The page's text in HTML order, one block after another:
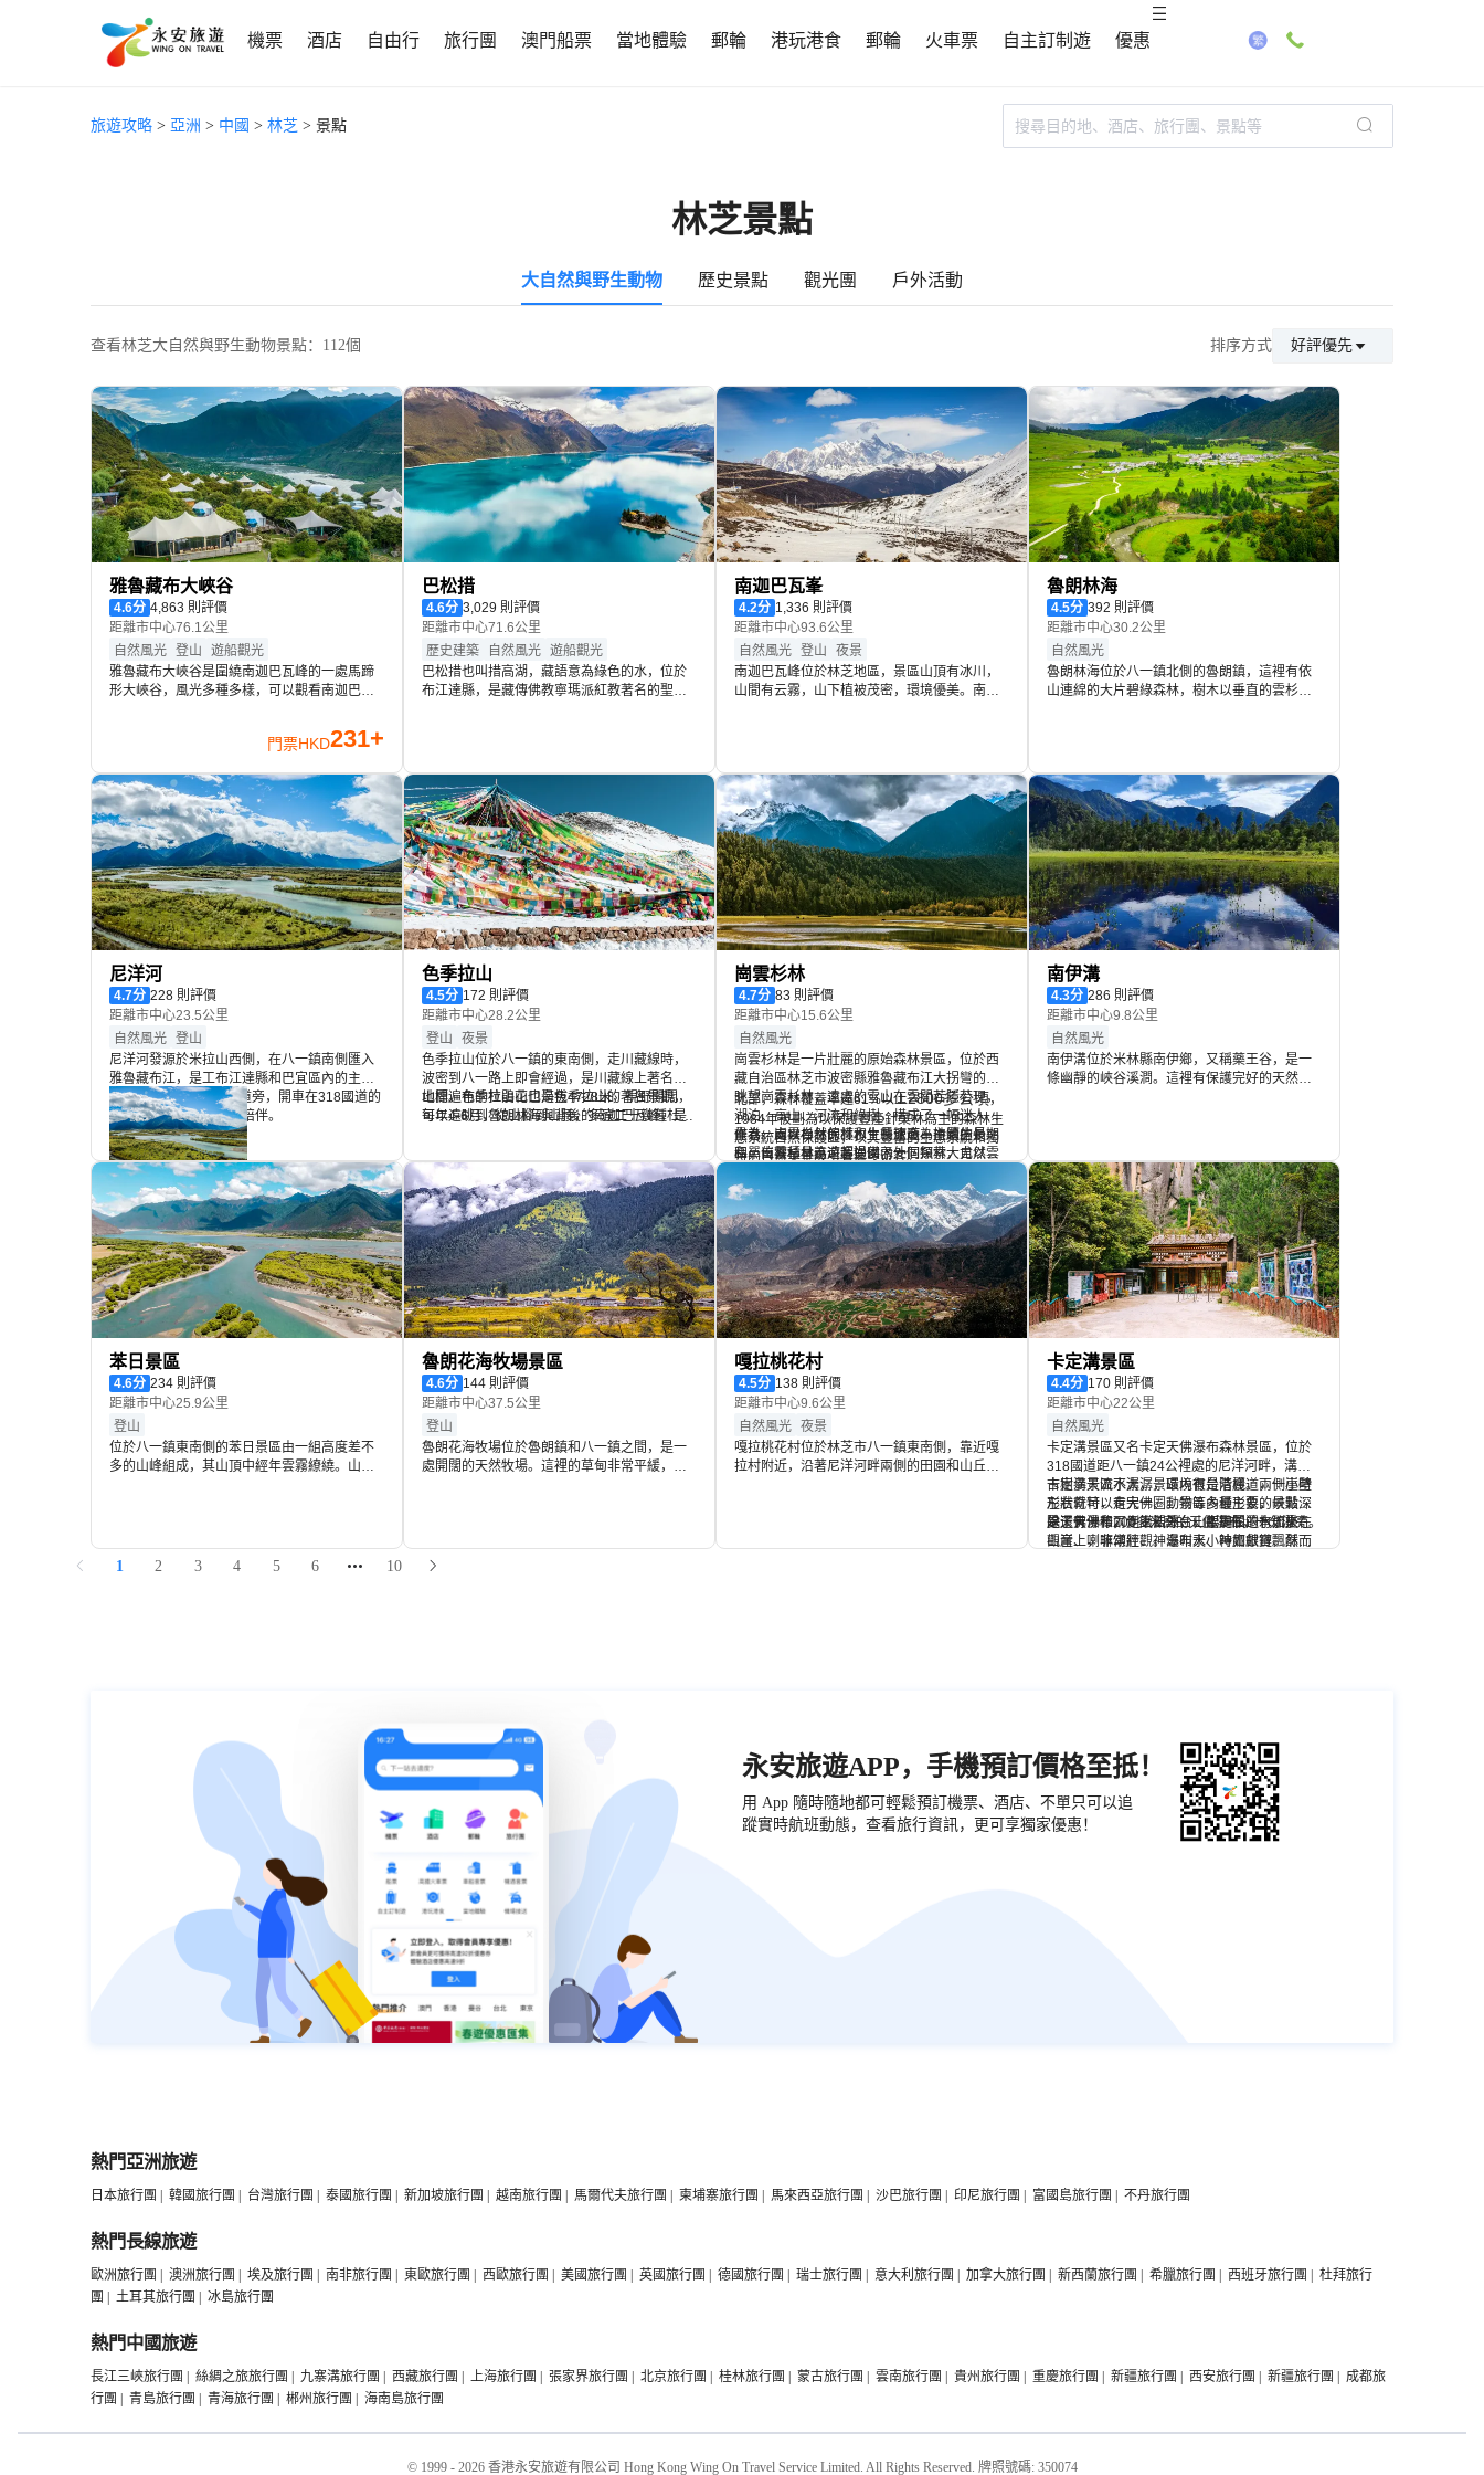
機票 酒店 自由行 旅行團 澳門船票 當地體驗 郵輪 港玩港食 郵輪 火車票 自主訂制遊 優惠
旅遊攻略 > 亞洲 > 中國 > 林芝 > 景點
林芝景點
大自然與野生動物 歷史景點 觀光團 戶外活動
查看林芝大自然與野生動物景點：112個 排序方式 好評優先
雅魯藏布大峽谷
4.6分 4,863 則評價
距離市中心76.1公里
自然風光 登山
遊船觀光
雅魯藏布大峽谷是圍繞南迦巴瓦峰的一處馬蹄
形大峽谷，風光多種多樣，可以觀看南迦巴
布大峽谷可以分為公路遊、水陸游和徒步遊。
公路遊可以觀賞千年大桑樹，在南迦巴瓦觀景
出，會把尼洋河風光和兩岸的瀑布、村落、山
川美景一覽無遺。徒步遊適合背包客和戶外愛
好者。
門票HKD231+
巴松措
4.6分 3,029 則評價
距離市中心71.6公里
歷史建築
自然風光 遊船觀光
巴松措也叫措高湖，藏語意為綠色的水，位於
布江達縣，是藏傳佛教寧瑪派紅教著名的聖
以及佛像。錯宗工巴寺為土木結構，上下兩
層，殿供強巴佛、千手觀音及金童玉女。
南迦巴瓦峯
4.2分 1,336 則評價
距離市中心93.6公里
自然風光 登山
夜景
南迦巴瓦峰位於林芝地區，景區山頂有冰川，
山間有云霧，山下植被茂密，環境優美。南迦
村比較淳樸，正對雪山，這裡每年春天會有桃
花開放，花朵掩映下的雪峰更是驚艷。
魯朗林海
4.5分 392 則評價
距離市中心30.2公里
自然風光
魯朗林海位於八一鎮北側的魯朗鎮，這裡有依
山連綿的大片碧綠森林，樹木以垂直的雲杉和
觀景台也能看到大片的森林。
尼洋河
4.7分 228 則評價
距離市中心23.5公里
自然風光 登山
尼洋河發源於米拉山西側，在八一鎮南側匯入
雅魯藏布江，是工布江達縣和巴宜區內的主要
河流。河流就在318國道旁，開車在318國道的
這一段，一路都有河水陪伴。
尼洋河周圍景觀優美，一路有高原山川連綿，
尤其以下游靠近雅魯藏布大峽谷的地帶很是優
美。在尼洋河上游，也有一處有名景觀即中流
砥柱，遊客到此一般都會駐足拍攝。
色季拉山
4.5分 172 則評價
距離市中心28.2公里
登山
夜景
色季拉山位於八一鎮的東南側，走川藏線時，
波密到八一路上即會經過，是川藏線上著名的
地標。色季拉山山口海拔4728米，視野開闊，
可以遠眺到魯朗林海與背後的南迦巴瓦峰，是
山間遍布的杜鵑花也是色季拉山的著名景觀，
每年4-6月，從山腳到山腰，多達二十幾種杜鵑
麗。遊人經過時，都不免會駐足觀賞。
崗雲杉林
4.7分 83 則評價
距離市中心15.6公里
自然風光
崗雲杉林是一片壯麗的原始森林景區，位於西
藏自治區林芝市波密縣雅魯藏布江大拐彎的東
北部，森林覆蓋率達61%以上2800多公頃，
1984年被劃為以保護豐產針葉林為主的森林生
態系統自然保護區，以其豐富的生態系統和獨
特的自然美景吸引著眾多遊客。
眺望崗雲杉林，遠處的雪山在雲間若隱若現，
湖泊、高山、河流和綠樹，構成了一幅迷人的
畫卷。崗雲杉林的林木生長速度、持續生長期
和單位蓄積量遠遠超過國內外同類林，尤以雲
綠色屏障。遊客可以沿著林間小道漫步，呼吸
清新的空氣，傾聽鳥鳴和風聲，感受大自然的
寧靜與和諧。崗雲杉林內山高樹密，古木參天
珍稀野生動物活動頻繁，各類名貴藥用植物蘊
藏豐富，幸運的遊客或許還能邂逅一些珍稀的
野生動物。
作為一處以自然保護和生態旅遊為主題的景
區，崗雲杉林為遊客提供了一個探索大自然奧
南伊溝
4.3分 286 則評價
距離市中心9.8公里
自然風光
南伊溝位於米林縣南伊鄉，又稱藥王谷，是一
條幽靜的峽谷溪澗。這裡有保護完好的天然原
苯日景區
4.6分 234 則評價
距離市中心25.9公里
登山
位於八一鎮東南側的苯日景區由一組高度差不
多的山峰組成，其山頂中經年雲霧繚繞。山腰
魯朗花海牧場景區
4.6分 144 則評價
距離市中心37.5公里
登山
魯朗花海牧場位於魯朗鎮和八一鎮之間，是一
處開闊的天然牧場。這裡的草甸非常平緩，周
除了觀賞草甸和森林的風光，在牧場上騎馬也
嘎拉桃花村
4.5分 138 則評價
距離市中心9.6公里
自然風光 夜景
嘎拉桃花村位於林芝市八一鎮東南側，靠近嘎
拉村附近，沿著尼洋河畔兩側的田園和山丘
卡定溝景區
4.4分 170 則評價
距離市中心22公里
自然風光
卡定溝景區又名卡定天佛瀑布森林景區，位於
318國道距八一鎮24公裡處的尼洋河畔，溝內
古樹參天流水潺潺，環境很是清麗。兩側崖壁
形狀奇特，有大佛、動物等多種形象，峽穀深
處還有一條200多米高的天佛瀑布，十分漂亮。
卡定溝景區不大，景區內有台階棧道，一小時
左右就可以走完一圈。景區內最主要的景點就
是天佛瀑布，走上觀瀑台，銀鏈般的水流掛在
山崖上，非常壯觀。瀑布水小時如銀鏈飄然而
除了天佛和兩側護法外，山崖周圍還有如來、
觀音、喇嘛頌經、神龜叫天、神鷹獻寶、酥油
1 2 3 4 5 6 10
永安旅遊APP，手機預訂價格至抵！
用 App 隨時隨地都可輕鬆預訂機票、酒店、不單只可以追
蹤實時航班動態，查看旅行資訊，更可享獨家優惠！
熱門亞洲旅遊
日本旅行團 | 韓國旅行團 | 台灣旅行團 | 泰國旅行團 | 新加坡旅行團 | 越南旅行團 | 馬爾代夫旅行團 | 柬埔寨旅行團 | 馬來西亞旅行團 | 沙巴旅行團 | 印尼旅行團 | 富國島旅行團 | 不丹旅行團
熱門長線旅遊
歐洲旅行團 | 澳洲旅行團 | 埃及旅行團 | 南非旅行團 | 東歐旅行團 | 西歐旅行團 | 美國旅行團 | 英國旅行團 | 德國旅行團 | 瑞士旅行團 | 意大利旅行團 | 加拿大旅行團 | 新西蘭旅行團 | 希臘旅行團 | 西班牙旅行團 | 杜拜旅行
團 | 土耳其旅行團 | 冰島旅行團
熱門中國旅遊
長江三峽旅行團 | 絲綢之旅旅行團 | 九寨溝旅行團 | 西藏旅行團 | 上海旅行團 | 張家界旅行團 | 北京旅行團 | 桂林旅行團 | 蒙古旅行團 | 雲南旅行團 | 貴州旅行團 | 重慶旅行團 | 新疆旅行團 | 西安旅行團 | 新疆旅行團 | 成都旅
行團 | 青島旅行團 | 青海旅行團 | 郴州旅行團 | 海南島旅行團
© 1999 - 2026 香港永安旅遊有限公司 Hong Kong Wing On Travel Service Limited. All Rights Reserved. 牌照號碼: 350074